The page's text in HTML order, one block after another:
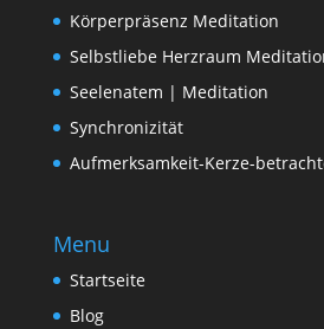
Körperpräsenz Meditation
Selbstliebe Herzraum
Seelenatem | Meditation
Synchronizität
Aufmerksamkeit-Kerze-
Menu
Startseite
Blog